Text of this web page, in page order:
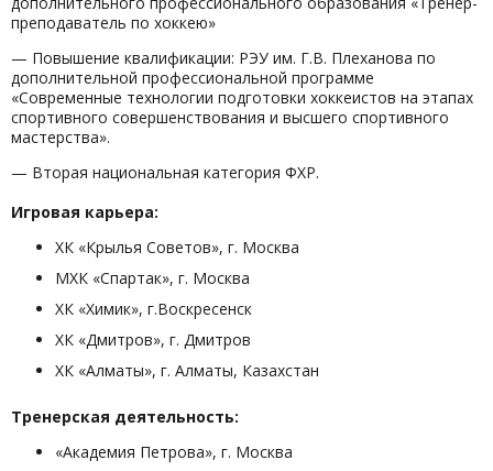
преподаватель по хоккею»
— Повышение квалификации: РЭУ им. Г.В. Плеханова по
дополнительной профессиональной программе
«Современные технологии подготовки хоккеистов на этапах
спортивного совершенствования и высшего спортивного
мастерства».
— Вторая национальная категория ФХР.
Игровая карьера:
ХК «Крылья Советов», г. Москва
МХК «Спартак», г. Москва
ХК «Химик», г.Воскресенск
ХК «Дмитров», г. Дмитров
ХК «Алматы», г. Алматы, Казахстан
Тренерская деятельность:
«Академия Петрова», г. Москва